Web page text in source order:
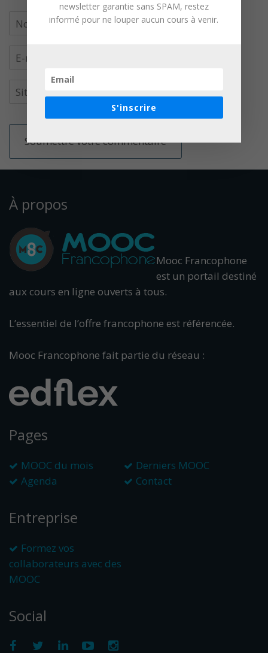
À propos
Mooc Francophone
est un portail destiné
aux cours en ligne ouverts à tous.
L’essentiel de l’offre francophone est référencée.
Mooc Francophone fait partie du réseau :
Pages
MOOC du mois
Derniers MOOC
Agenda
Contact
Entreprise
Formez vos
collaborateurs avec des
MOOC
Social
newsletter garantie sans SPAM, restez
informé pour ne louper aucun cours à venir.
S'inscrire